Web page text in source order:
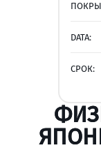
DATA:
СРОК: